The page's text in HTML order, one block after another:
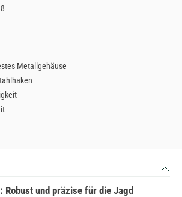
Metallgehäuse
Robust und präzise für die Jagd